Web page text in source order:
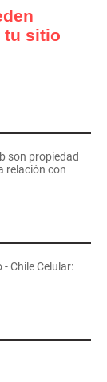
tu sitio
son propiedad
relación con
Chile Celular: